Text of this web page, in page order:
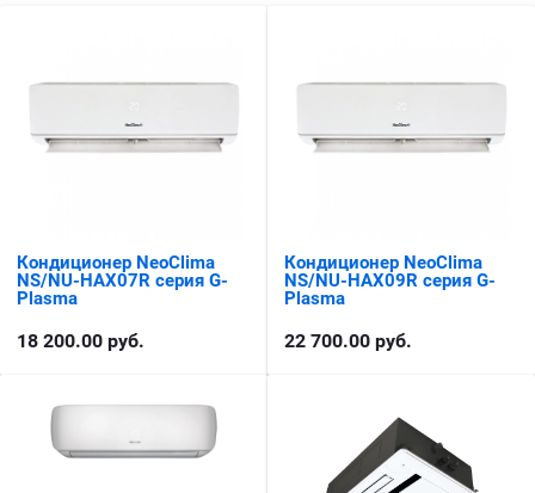
Кондиционер NeoClima
NS/NU-HAX07R серия G-
Plasma
18 200.00 руб.
Кондиционер NeoClima
NS/NU-HAX09R серия G-
Plasma
22 700.00 руб.